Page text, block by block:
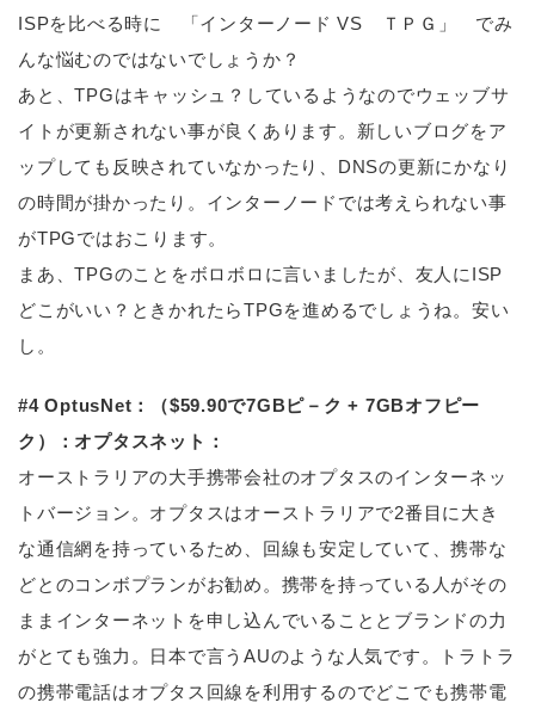
ISPを比べる時に 「インターノード VS ＴＰＧ」 でみ
んな悩むのではないでしょうか？
あと、TPGはキャッシュ？しているようなのでウェッブサ
イトが更新されない事が良くあります。新しいブログをア
ップしても反映されていなかったり、DNSの更新にかなり
の時間が掛かったり。インターノードでは考えられない事
がTPGではおこります。
まあ、TPGのことをボロボロに言いましたが、友人にISP
どこがいい？ときかれたらTPGを進めるでしょうね。安い
し。
#4 OptusNet：（$59.90で7GBピ－ク + 7GBオフピー
ク）：オプタスネット：
オーストラリアの大手携帯会社のオプタスのインターネッ
トバージョン。オプタスはオーストラリアで2番目に大き
な通信網を持っているため、回線も安定していて、携帯な
どとのコンボプランがお勧め。携帯を持っている人がその
ままインターネットを申し込んでいることとブランドの力
がとても強力。日本で言うAUのような人気です。トラトラ
の携帯電話はオプタス回線を利用するのでどこでも携帯電